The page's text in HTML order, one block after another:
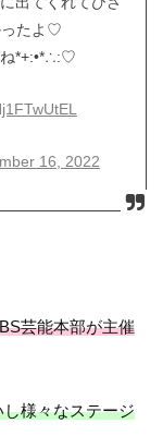
ったよ♡
ね*+:•*∴:♡
16, 2022
芸能本部が主催
様々なステージ